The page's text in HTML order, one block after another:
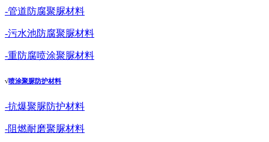
-管道防腐聚脲材料
-污水池防腐聚脲材料
-重防腐喷涂聚脲材料
√喷涂聚脲防护材料
-抗爆聚脲防护材料
-阻燃耐磨聚脲材料